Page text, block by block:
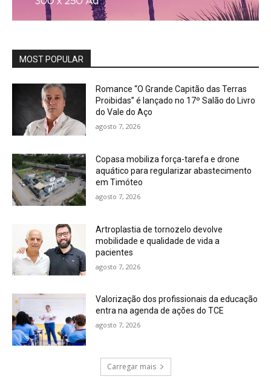
MOST POPULAR
Romance “O Grande Capitão das Terras
Proibidas” é lançado no 17º Salão do Livro
do Vale do Aço
agosto 7, 2026
Copasa mobiliza força-tarefa e drone
aquático para regularizar abastecimento
em Timóteo
agosto 7, 2026
Artroplastia de tornozelo devolve
mobilidade e qualidade de vida a
pacientes
agosto 7, 2026
Valorização dos profissionais da educação
entra na agenda de ações do TCE
agosto 7, 2026
Carregar mais